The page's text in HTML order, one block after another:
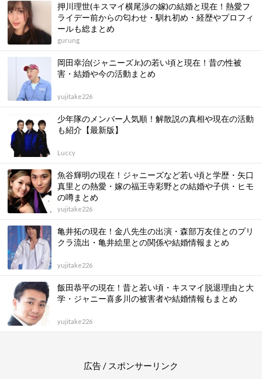
押川理世(キスマイ横尾渉の嫁)の結婚と現在！熱愛フ
ライデー前からの匂わせ・馴れ初め・経歴やプロフィ
ールも総まとめ
gurung
岡田幸治(ジャニーズJr.)の若い頃と現在！昔の性被
害・結婚や今の活動まとめ
yujitake226
少年隊のメンバー人気順！解散説の真相や現在の活動
も紹介【最新版】
Luccy
魚谷輝明の現在！ジャニーズなど若い頃と学歴・矢口
真里との熱愛・嫁の福王寺彩野との結婚や子供・ヒモ
の噂まとめ
yujitake226
亀井拓の現在！金八先生の出演・森部万友佳とのプリ
クラ流出・亀井絵里との関係や結婚情報まとめ
yujitake226
飯田恭平の現在！昔と若い頃・キスマイ脱退理由と大
学・ジャニー喜多川の被害者や結婚情報もまとめ
yujitake226
広告 / スポンサーリンク